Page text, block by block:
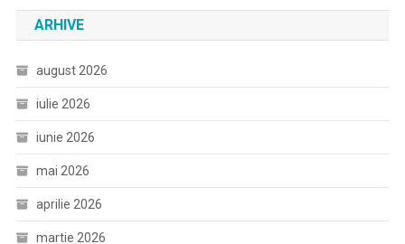
ARHIVE
august 2026
iulie 2026
iunie 2026
mai 2026
aprilie 2026
martie 2026